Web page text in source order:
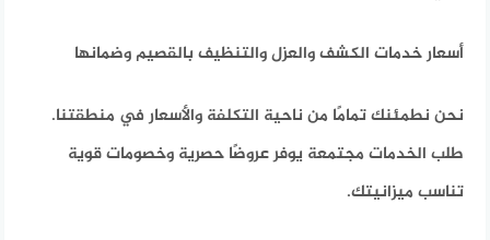
أسعار خدمات الكشف والعزل والتنظيف بالقصيم وضمانها
نحن نطمئنك تمامًا من ناحية التكلفة والأسعار في منطقتنا.
طلب الخدمات مجتمعة يوفر عروضًا حصرية وخصومات قوية
تناسب ميزانيتك.